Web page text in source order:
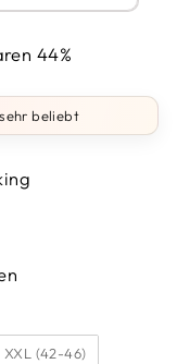
44%
beliebt
XXL (42-46)